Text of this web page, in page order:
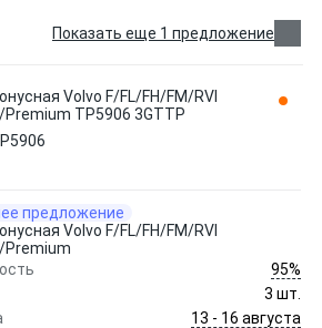
Показать еще 1 предложение
Volvo F/FL/FH/FM/RVI
Premium TP5906 3GTTP
предложение
Volvo F/FL/FH/FM/RVI
Premium
95%
3 шт.
13 - 16 августа